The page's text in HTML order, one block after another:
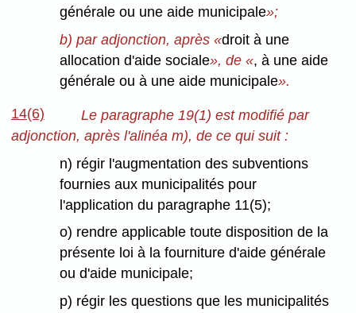
générale ou une aide municipale»;
b) par adjonction, après «droit à une
allocation d'aide sociale», de «, à une aide
générale ou à une aide municipale».
14(6)
Le paragraphe 19(1) est modifié par
adjonction, après l'alinéa m), de ce qui suit :
n) régir l'augmentation des subventions
fournies aux municipalités pour
l'application du paragraphe 11(5);
o) rendre applicable toute disposition de la
présente loi à la fourniture d'aide générale
ou d'aide municipale;
p) régir les questions que les municipalités